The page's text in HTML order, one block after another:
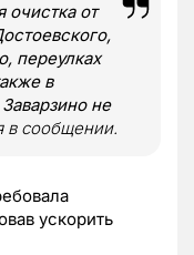
очистка от
переулках
в
не
в сообщении.
ускорить